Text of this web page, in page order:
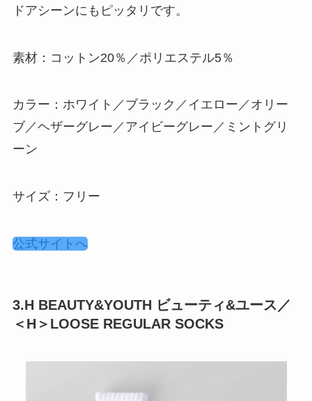
ドアシーンにもピッタリです。
素材：コットン20％／ポリエステル5％
カラー：ホワイト／ブラック／イエロー／オリー
ブ／ヘザーグレー／アイビーグレー／ミントグリ
ーン
サイズ：フリー
公式サイトへ
3.H BEAUTY&YOUTH ビューティ&ユース／
＜H＞LOOSE REGULAR SOCKS